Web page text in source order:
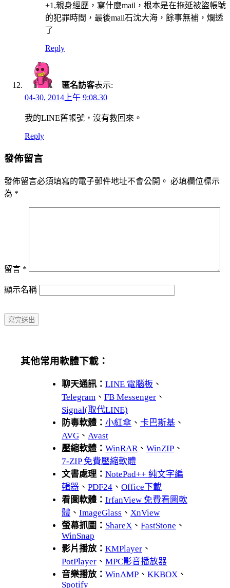
+1,親身經歷，寫什麼mail，根本是在拖延被盜帳號
的犯罪時間，最後mail石沈大海，餘事無補，爛透
了
Reply
匿名訪客表示:
04-30, 2014上午 9:08.30
我的LINE舊帳號，沒有救回來。
Reply
發佈留言
發佈留言必須填寫的電子郵件地址不會公開。 必填欄位標示
為 *
留言 *
顯示名稱
其他常用軟體下載：
聊天通訊： LINE 電腦板 、
Telegram 、 FB Messenger 、
Signal(取代LINE)
防毒軟體： 小紅傘 、 卡巴斯基 、
AVG 、 Avast
壓縮軟體： WinRAR、 WinZIP 、
7-ZIP 免費壓縮軟體
文書處理： NotePad++ 純文字編
輯器 、 PDF24 、 Office下載
看圖軟體： IrfanView 免費看圖軟
體 、 ImageGlass 、 XnView
螢幕抓圖： ShareX 、 FastStone 、
WinSnap
影片播放： KMPlayer 、
PotPlayer 、 MPC影音播放器
音樂播放： WinAMP 、 KKBOX 、
Spotify